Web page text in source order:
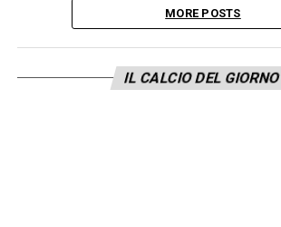
MORE POSTS
IL CALCIO DEL GIORNO